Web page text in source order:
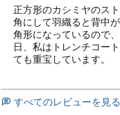
正方形のカシミヤのス
角にして羽織ると背中
角形になっているので
日、私はトレンチコー
ても重宝しています。
すべてのレビューを見る